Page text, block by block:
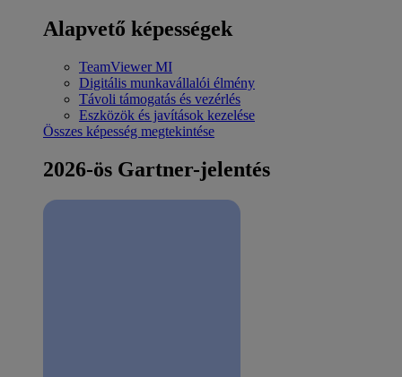
Alapvető képességek
TeamViewer MI
Digitális munkavállalói élmény
Távoli támogatás és vezérlés
Eszközök és javítások kezelése
Összes képesség megtekintése
2026-ös Gartner-jelentés